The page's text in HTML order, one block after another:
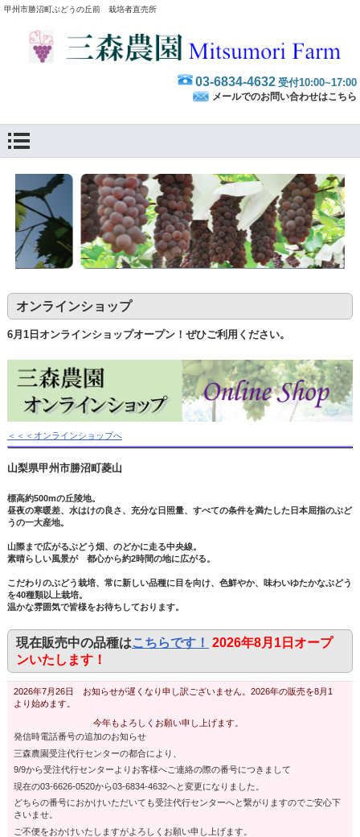
甲州市勝沼町ぶどうの丘前 栽培者直売所
03-6834-4632 受付10:00~17:00
メールでのお問い合わせはこちら
オンラインショップ
6月1日オンラインショップオープン！ぜひご利用ください。
＜＜＜オンラインショップへ
山梨県甲州市勝沼町菱山
標高約500mの丘陵地。
昼夜の寒暖差、水はけの良さ、充分な日照量、すべての条件を満たした日本屈指のぶど
うの一大産地。
山際まで広がるぶどう畑、のどかに走る中央線。
素晴らしい風景が 都心から約2時間の地に広がる。
こだわりのぶどう栽培、常に新しい品種に目を向け、色鮮やか、味わいゆたかなぶどう
を40種類以上栽培。
温かな雰囲気で皆様をお待ちしております。
現在販売中の品種はこちらです！ 2026年8月1日オープ
ンいたします！
2026年7月26日 お知らせが遅くなり申し訳ございません。2026年の販売を8月1
より始めます。
今年もよろしくお願い申し上げます。
発信時電話番号の追加のお知らせ
三森農園受注代行センターの都合により、
9/9から受注代行センターよりお客様へご連絡の際の番号につきまして
現在の03-6626-0520から03-6834-4632へと変更になりました。
どちらの番号におかけいただいても受注代行センターへと繋がりますのでご安心下
さいませ。
ご不便をおかけいたしますがよろしくお願い申し上げます。